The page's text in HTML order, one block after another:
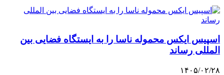
اسپیس ایکس محموله ناسا را به ایستگاه فضایی بین
المللی رساند
۱۴۰۵/۰۲/۲۸